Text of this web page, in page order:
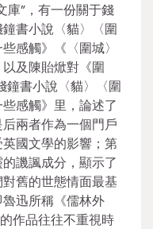
庫”，有一份關于錢
書小說〈貓〉〈圍
感觸》《〈圍城〉
及陳貽焮對《圍
鐘書小說〈貓〉〈圍
感觸》里，論述了
兩者作為一個門戶
國文學的影響；第
譏諷成分，顯示了
舊的世態情面最基
迅所稱《儒林外
作品往往不重視時